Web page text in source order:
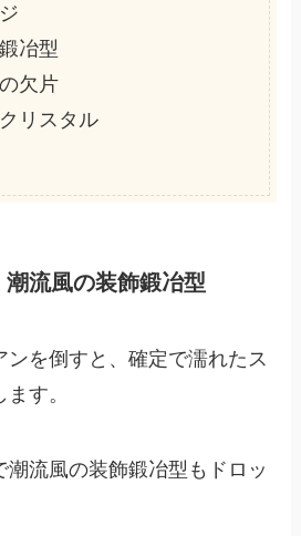
冶型
欠片
リスタル
流風の装飾鍛冶型
ンを倒すと、確定で濡れたス
す。
潮流風の装飾鍛冶型もドロッ